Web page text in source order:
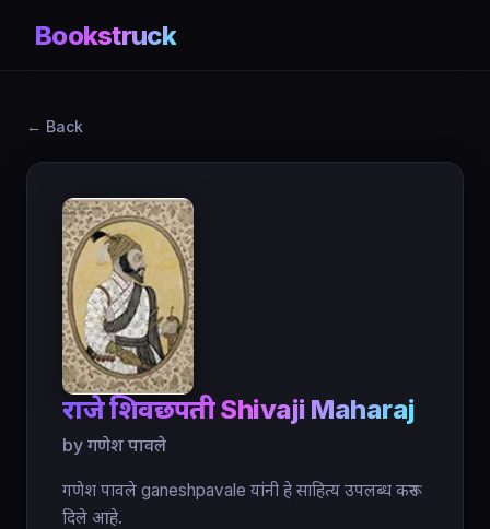
Bookstruck
← Back
राजे शिवछत्रपती Shivaji Maharaj
by गणेश पावले
गणेश पावले ganeshpavale यांनी हे साहित्य उपलब्ध करून
दिले आहे.